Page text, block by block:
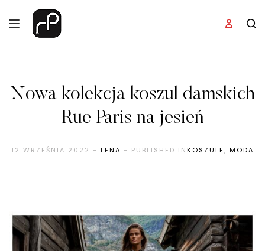
Nowa kolekcja koszul damskich
Rue Paris na jesień
12 WRZEŚNIA 2022 - LENA - PUBLISHED INKOSZULE, MODA